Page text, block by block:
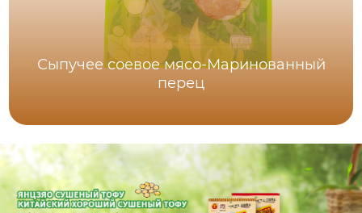
Сыпучее соевое мясо-Маринованный
перец